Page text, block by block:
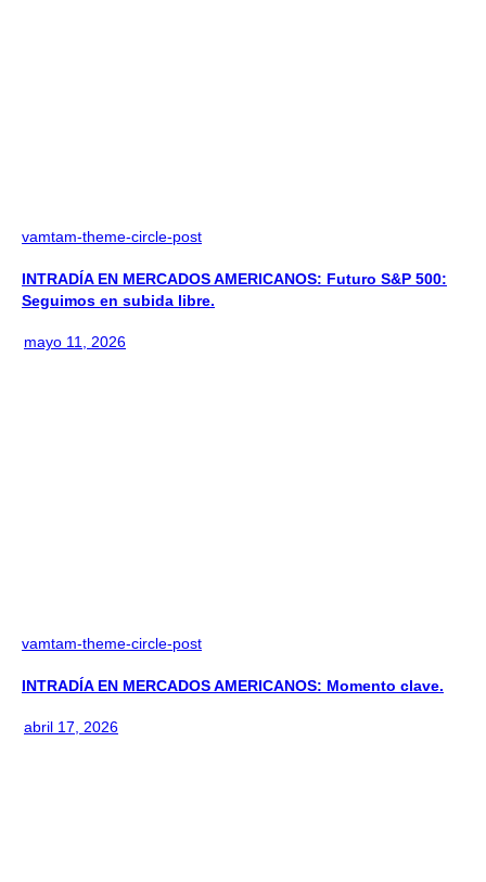
vamtam-theme-circle-post
INTRADÍA EN MERCADOS AMERICANOS: Futuro S&P 500:
Seguimos en subida libre.
mayo 11, 2026
vamtam-theme-circle-post
INTRADÍA EN MERCADOS AMERICANOS: Momento clave.
abril 17, 2026